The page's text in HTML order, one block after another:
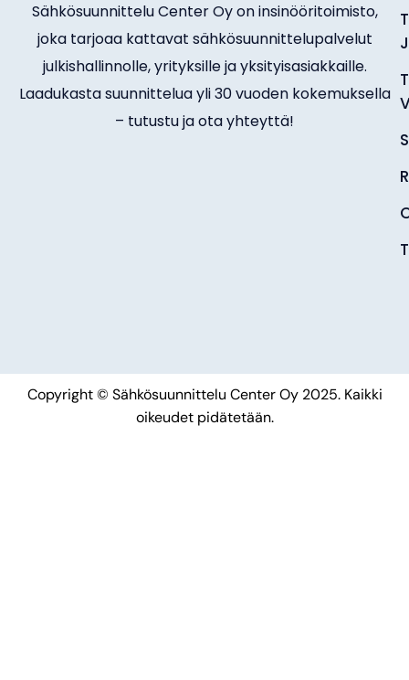
Sähkösuunnittelu Center Oy on insinööritoimisto,
joka tarjoaa kattavat sähkösuunnittelupalvelut
julkishallinnolle, yrityksille ja yksityisasiakkaille.
Laadukasta suunnittelua yli 30 vuoden kokemuksella
– tutustu ja ota yhteyttä!
Copyright © Sähkösuunnittelu Center Oy 2025. Kaikki
oikeudet pidätetään.